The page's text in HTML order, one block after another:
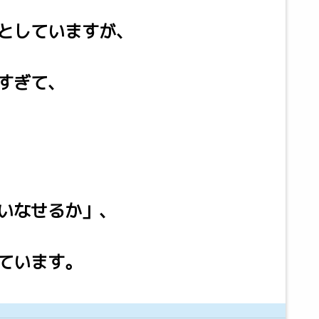
ていますが、
て、
せるか」、
ます。